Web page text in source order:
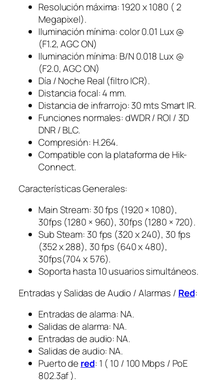
Resolución máxima: 1920 x 1080 ( 2
Megapixel).
Iluminación mínima: color 0.01 Lux @
(F1.2, AGC ON)
Iluminación mínima: B/N 0.018 Lux @
(F2.0, AGC ON)
Día / Noche Real (filtro ICR).
Distancia focal: 4 mm.
Distancia de infrarrojo: 30 mts Smart IR.
Funciones normales: dWDR / ROI / 3D
DNR / BLC.
Compresión: H.264.
Compatible con la plataforma de Hik-
Connect.
Características Generales:
Main Stream: 30 fps (1920 × 1080),
30fps (1280 × 960), 30fps (1280 × 720).
Sub Steam: 30 fps (320 x 240), 30 fps
(352 x 288), 30 fps (640 x 480),
30fps(704 x 576).
Soporta hasta 10 usuarios simultáneos.
Entradas y Salidas de Audio / Alarmas / Red:
Entradas de alarma: NA.
Salidas de alarma: NA.
Entradas de audio: NA.
Salidas de audio: NA.
Puerto de red: 1 ( 10 / 100 Mbps / PoE
802.3af ).